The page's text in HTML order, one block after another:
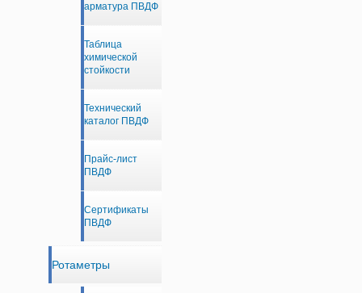
арматура ПВДФ
Таблица
химической
стойкости
Технический
каталог ПВДФ
Прайс-лист
ПВДФ
Сертификаты
ПВДФ
Ротаметры